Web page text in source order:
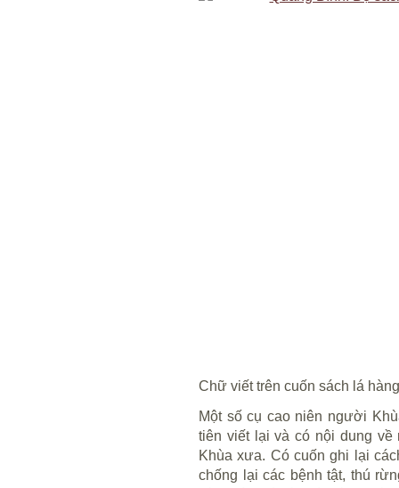
Chữ viết trên cuốn sách lá
Một số cụ cao niên người
tiên viết lại và có nội dung
Khùa xưa. Có cuốn ghi lại
chống lại các bệnh tật, thú